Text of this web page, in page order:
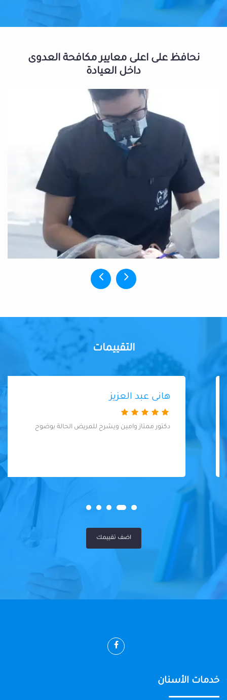
نحافظ على اعلى معايير مكافحة العدوى
داخل العيادة
التقييمات
هانى عبد العزيز
دكتور ممتاز وامين ويشرح للمريض الحالة بوضوح
اضف تقييمك
خدمات الأسنان